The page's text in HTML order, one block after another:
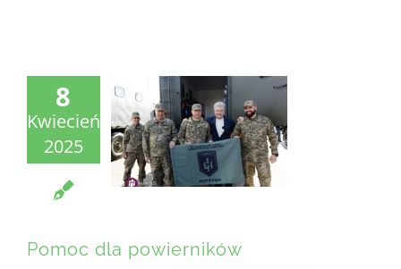
8
Kwiecień
2025
Pomoc dla powierników